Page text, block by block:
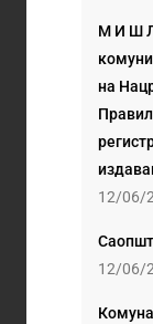
М И Ш Љ
на
12/06/
12/06/